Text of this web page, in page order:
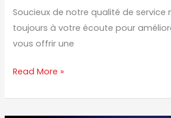
Soucieux de notre qualité de service
toujours à votre écoute pour
vous offrir une
Read More »